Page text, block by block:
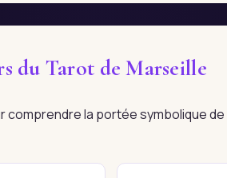
du Tarot de Marseille
la portée symbolique